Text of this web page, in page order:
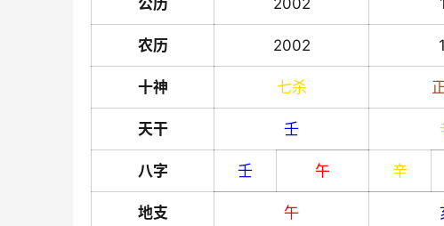
公历 2002
农历 2002
十神 七杀
天干 壬
八字 壬 午 辛
地支 午